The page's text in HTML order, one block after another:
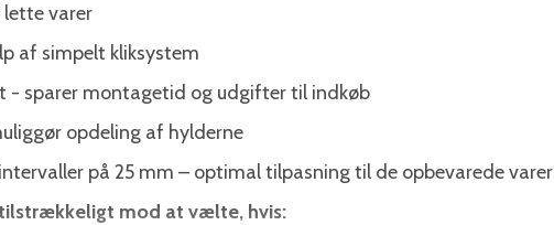
varer
af simpelt kliksystem
sparer montagetid og udgifter til indkøb
opdeling af hylderne
på 25 mm – optimal tilpasning til de opbevarede varer
tilstrækkeligt mod at vælte, hvis: